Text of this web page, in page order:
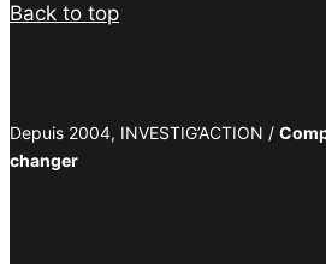
Back to top
Depuis 2004, INVESTIG’ACTION /
changer